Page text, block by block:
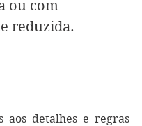
ou com
reduzida.
aos detalhes e regras